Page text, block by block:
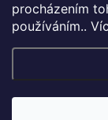
procházením
používáním..
Copyright